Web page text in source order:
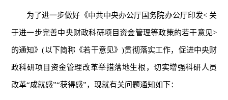
为了进一步做好《中共中央办公厅国务院办公厅印发< 关
于进一步完善中央财政科研项目资金管理等政策的若干意见>
的通知》(以下简称《若干意见》)贯彻落实工作，促进中央财
政科研项目资金管理改革举措落地生根，切实增强科研人员
改革“成就感”“获得感”，现就有关问题通知如下：